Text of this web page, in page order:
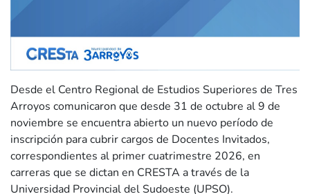
Desde el Centro Regional de Estudios Superiores de Tres
Arroyos comunicaron que desde 31 de octubre al 9 de
noviembre se encuentra abierto un nuevo período de
inscripción para cubrir cargos de Docentes Invitados,
correspondientes al primer cuatrimestre 2026, en
carreras que se dictan en CRESTA a través de la
Universidad Provincial del Sudoeste (UPSO).